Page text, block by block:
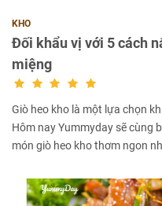
KHO
Đối khẩu vị với 5 cách
miệng
Giò heo kho là một lựa chọn
Hôm nay Yummyday sẽ cùng
món giò heo kho thơm ngon